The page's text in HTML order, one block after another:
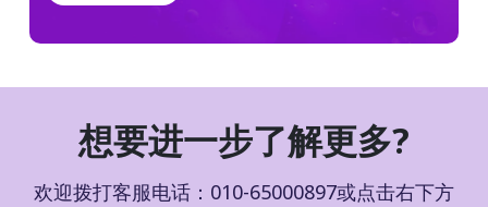
想要进一步了解更多?
欢迎拨打客服电话：010-65000897或点击右下方